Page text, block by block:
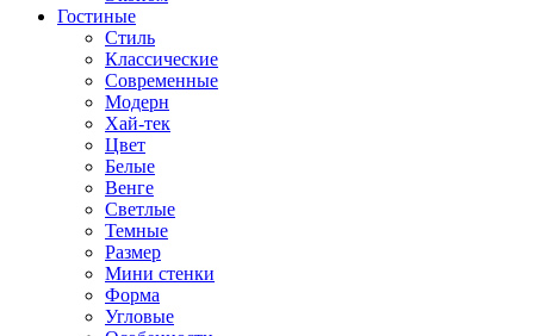
Гостиные
Стиль
Классические
Современные
Модерн
Хай-тек
Цвет
Белые
Венге
Светлые
Темные
Размер
Мини стенки
Форма
Угловые